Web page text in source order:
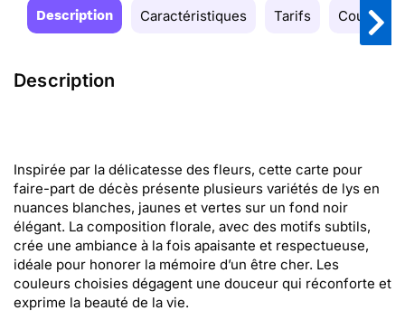
Description Caractéristiques Tarifs Couleurs
Description
Inspirée par la délicatesse des fleurs, cette carte pour
faire-part de décès présente plusieurs variétés de lys en
nuances blanches, jaunes et vertes sur un fond noir
élégant. La composition florale, avec des motifs subtils,
crée une ambiance à la fois apaisante et respectueuse,
idéale pour honorer la mémoire d’un être cher. Les
couleurs choisies dégagent une douceur qui réconforte et
exprime la beauté de la vie.